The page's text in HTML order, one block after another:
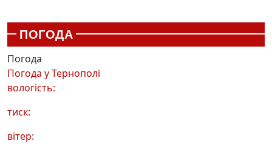
ПОГОДА
Погода
Погода уТернополі
вологість:
тиск:
вітер: